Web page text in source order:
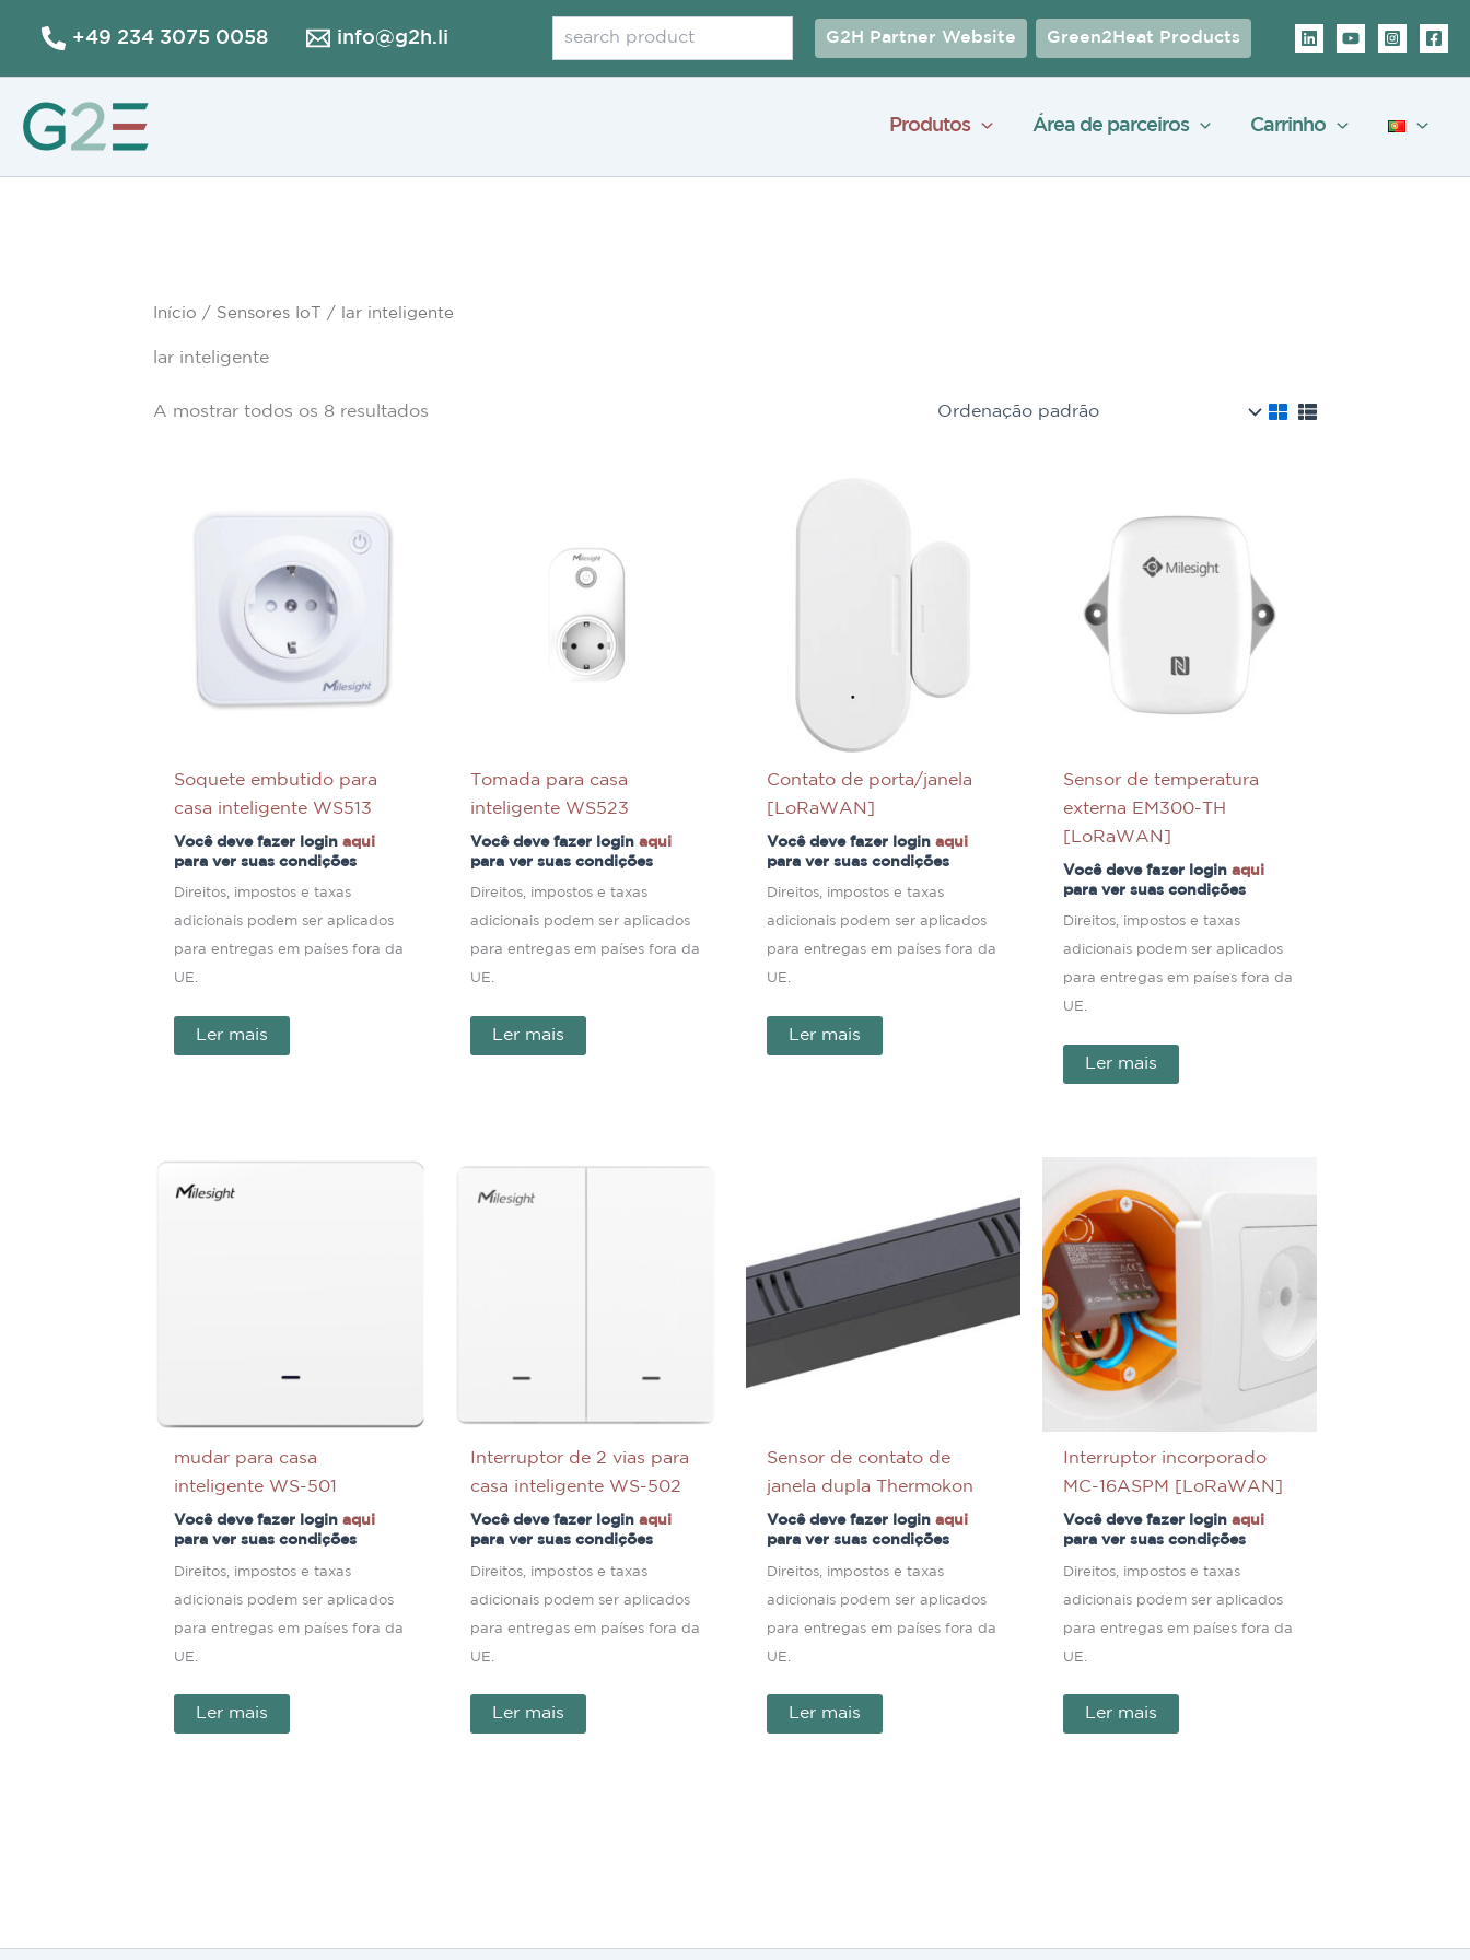
+49 234 3075 0058 info@g2h.li G2H Partner Website Green2Heat Products
Produtos Área de parceiros Carrinho
Início / Sensores IoT / lar inteligente
lar inteligente
A mostrar todos os 8 resultados
Soquete embutido para
casa inteligente WS513
Você deve fazer loginaqui
para ver suas condições
Direitos, impostos e taxas
adicionais podem ser aplicados
para entregas em países fora da
UE.
Ler mais
Tomada para casa
inteligente WS523
Você deve fazer loginaqui
para ver suas condições
Direitos, impostos e taxas
adicionais podem ser aplicados
para entregas em países fora da
UE.
Ler mais
Contato de porta/janela
[LoRaWAN]
Você deve fazer loginaqui
para ver suas condições
Direitos, impostos e taxas
adicionais podem ser aplicados
para entregas em países fora da
UE.
Ler mais
Sensor de temperatura
externa EM300-TH
[LoRaWAN]
Você deve fazer loginaqui
para ver suas condições
Direitos, impostos e taxas
adicionais podem ser aplicados
para entregas em países fora da
UE.
Ler mais
mudar para casa
inteligente WS-501
Você deve fazer loginaqui
para ver suas condições
Direitos, impostos e taxas
adicionais podem ser aplicados
para entregas em países fora da
UE.
Ler mais
Interruptor de 2 vias para
casa inteligente WS-502
Você deve fazer loginaqui
para ver suas condições
Direitos, impostos e taxas
adicionais podem ser aplicados
para entregas em países fora da
UE.
Ler mais
Sensor de contato de
janela dupla Thermokon
Você deve fazer loginaqui
para ver suas condições
Direitos, impostos e taxas
adicionais podem ser aplicados
para entregas em países fora da
UE.
Ler mais
Interruptor incorporado
MC-16ASPM [LoRaWAN]
Você deve fazer loginaqui
para ver suas condições
Direitos, impostos e taxas
adicionais podem ser aplicados
para entregas em países fora da
UE.
Ler mais